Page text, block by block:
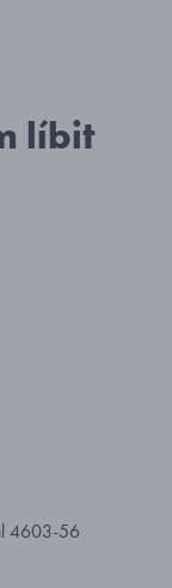
líbit
4603-56